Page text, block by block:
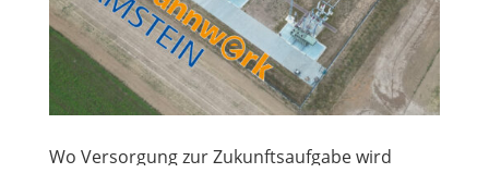
Wo Versorgung zur Zukunftsaufgabe wird